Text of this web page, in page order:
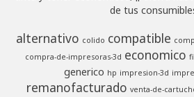
de tus
alternativo colido compatible
compra-de-impresoras-3d economico
generico hp impresion-3d
remanofacturado venta-de-